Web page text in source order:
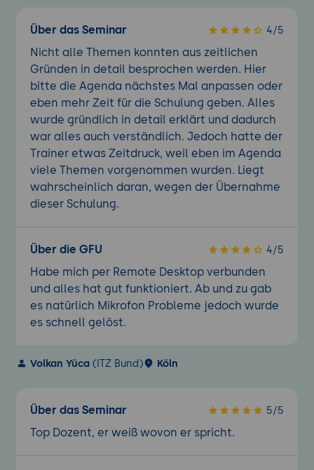
Über das Seminar 4/5
Nicht alle Themen konnten aus zeitlichen
Gründen in detail besprochen werden. Hier
bitte die Agenda nächstes Mal anpassen oder
eben mehr Zeit für die Schulung geben. Alles
wurde gründlich in detail erklärt und dadurch
war alles auch verständlich. Jedoch hatte der
Trainer etwas Zeitdruck, weil eben im Agenda
viele Themen vorgenommen wurden. Liegt
wahrscheinlich daran, wegen der Übernahme
dieser Schulung.
Über die GFU 4/5
Habe mich per Remote Desktop verbunden
und alles hat gut funktioniert. Ab und zu gab
es natürlich Mikrofon Probleme jedoch wurde
es schnell gelöst.
Volkan Yüca(ITZ Bund) Köln
Über das Seminar 5/5
Top Dozent, er weiß wovon er spricht.